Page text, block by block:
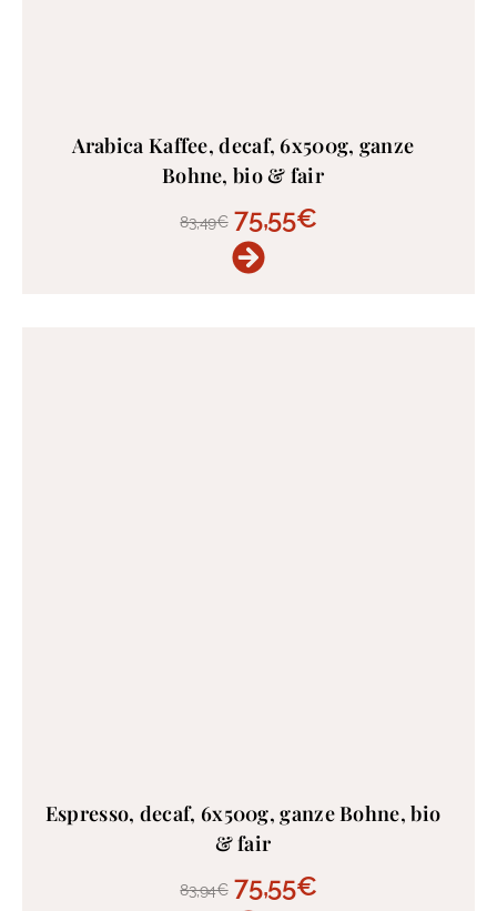
Arabica Kaffee, decaf, 6x500g, ganze
Bohne, bio & fair
83,49€ 75,55€
Espresso, decaf, 6x500g, ganze Bohne, bio
& fair
83,94€ 75,55€